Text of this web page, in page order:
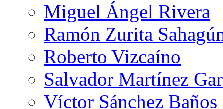
Miguel Ángel Rivera
Ramón Zurita
Roberto Vizcaíno
Salvador Martínez
Víctor Sánchez Baños